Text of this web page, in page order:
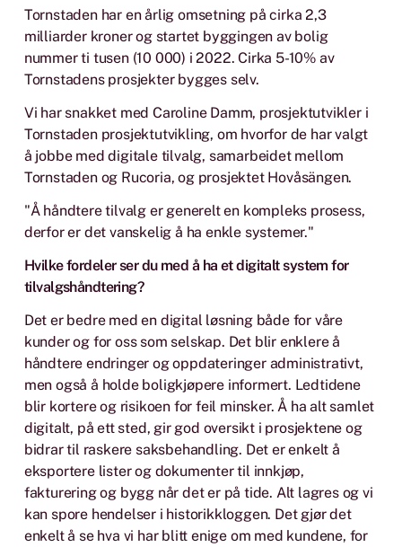
Tornstaden har en årlig omsetning på cirka 2,3
milliarder kroner og startet byggingen av bolig
nummer ti tusen (10 000) i 2022. Cirka 5-10% av
Tornstadens prosjekter bygges selv.
Vi har snakket med Caroline Damm, prosjektutvikler i
Tornstaden prosjektutvikling, om hvorfor de har valgt
å jobbe med digitale tilvalg, samarbeidet mellom
Tornstaden og Rucoria, og prosjektet Hovåsängen.
"Å håndtere tilvalg er generelt en kompleks prosess,
derfor er det vanskelig å ha enkle systemer."
Hvilke fordeler ser du med å ha et digitalt system for
tilvalgshåndtering?
Det er bedre med en digital løsning både for våre
kunder og for oss som selskap. Det blir enklere å
håndtere endringer og oppdateringer administrativt,
men også å holde boligkjøpere informert. Ledtidene
blir kortere og risikoen for feil minsker. Å ha alt samlet
digitalt, på ett sted, gir god oversikt i prosjektene og
bidrar til raskere saksbehandling. Det er enkelt å
eksportere lister og dokumenter til innkjøp,
fakturering og bygg når det er på tide. Alt lagres og vi
kan spore hendelser i historikkloggen. Det gjør det
enkelt å se hva vi har blitt enige om med kundene, for